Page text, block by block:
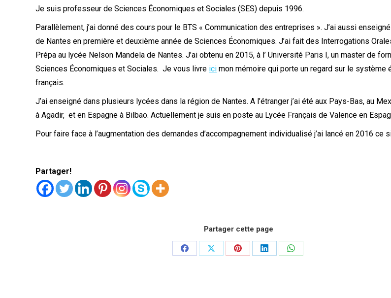
Je suis professeur de Sciences Économiques et Sociales (SES) depuis 1996.
Parallèlement, j’ai donné des cours pour le BTS « Communication des entreprises ». J’ai aussi
de Nantes en première et deuxième année de Sciences Économiques. J’ai fait des Interrogations
Prépa au lycée Nelson Mandela de Nantes. J’ai obtenu en 2015, à l’ Université Paris I, un master de
Sciences Économiques et Sociales. Je vous livre ici mon mémoire qui porte un regard sur le système
français.
J’ai enseigné dans plusieurs lycées dans la région de Nantes. A l’étranger j’ai été aux Pays-Bas, au
à Agadir, et en Espagne à Bilbao. Actuellement je suis en poste au Lycée Français de Valence en
Pour faire face à l’augmentation des demandes d’accompagnement individualisé j’ai lancé en 2016 ce
Partager!
Partager cette page
PartagerPartagerPartagerPartagerPartager